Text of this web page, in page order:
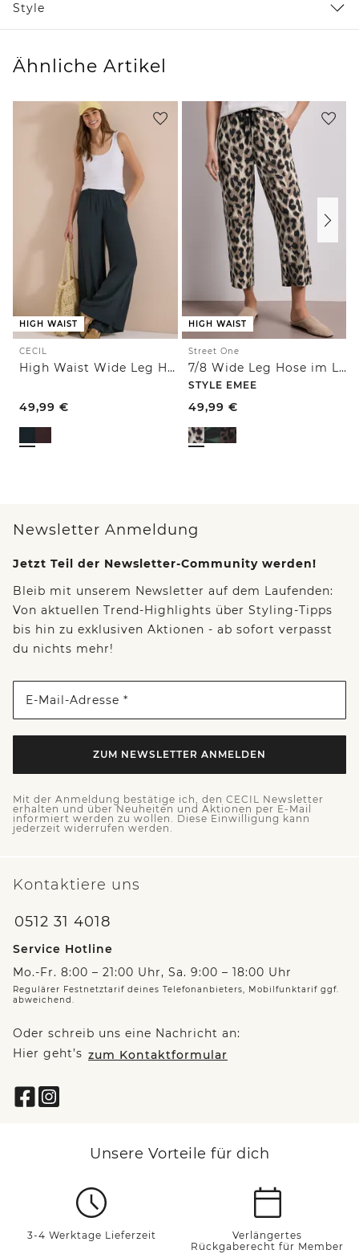
Style
Ähnliche Artikel
HIGH WAIST
CECIL
High Waist Wide Leg Hose im Loose Fit
49,99 €
HIGH WAIST
Street One
7/8 Wide Leg Hose im Loose Fit mit Print
STYLE EMEE
49,99 €
Newsletter Anmeldung
Jetzt Teil der Newsletter-Community werden!
Bleib mit unserem Newsletter auf dem Laufenden:
Von aktuellen Trend-Highlights über Styling-Tipps
bis hin zu exklusiven Aktionen - ab sofort verpasst
du nichts mehr!
E-Mail-Adresse *
ZUM NEWSLETTER ANMELDEN
Mit der Anmeldung bestätige ich, den CECIL Newsletter
erhalten und über Neuheiten und Aktionen per E-Mail
informiert werden zu wollen. Diese Einwilligung kann
jederzeit widerrufen werden.
Kontaktiere uns
0512 31 4018
Service Hotline
Mo.-Fr. 8:00 – 21:00 Uhr, Sa. 9:00 – 18:00 Uhr
Regulärer Festnetztarif deines Telefonanbieters, Mobilfunktarif ggf.
abweichend.
Oder schreib uns eine Nachricht an:
Hier geht’s zum Kontaktformular
Unsere Vorteile für dich
3-4 Werktage Lieferzeit
Verlängertes
Rückgaberecht für Member